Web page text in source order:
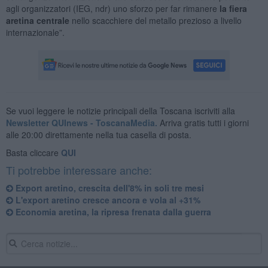
agli organizzatori (IEG, ndr) uno sforzo per far rimanere la fiera
aretina centrale nello scacchiere del metallo prezioso a livello
internazionale”.
Se vuoi leggere le notizie principali della Toscana iscriviti alla
Newsletter QUInews - ToscanaMedia. Arriva gratis tutti i giorni
alle 20:00 direttamente nella tua casella di posta.
Basta cliccare QUI
Ti potrebbe interessare anche:
Export aretino, crescita dell'8% in soli tre mesi
L'export aretino cresce ancora e vola al +31%
Economia aretina, la ripresa frenata dalla guerra